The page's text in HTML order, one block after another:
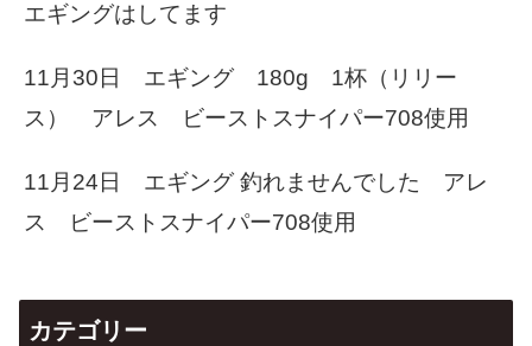
エギングはしてます
11月30日 エギング 180g 1杯（リリー
ス） アレス ビーストスナイパー708使用
11月24日 エギング 釣れませんでした アレ
ス ビーストスナイパー708使用
カテゴリー